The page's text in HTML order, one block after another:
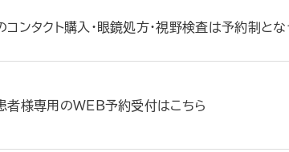
コンタクト購入・眼鏡処方・視野検査は予約制と
者様専用のWEB予約受付はこちら